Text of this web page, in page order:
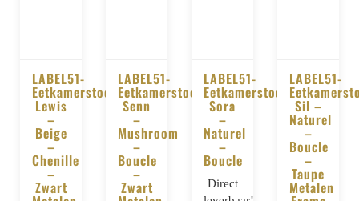
BESTELLEN
LABEL51-
Eetkamerstoel
Lewis
–
Beige
–
Chenille
–
Zwart
BESTELLEN
LABEL51-
Eetkamerstoel
Senn
–
Mushroom
–
Boucle
–
Zwart
BESTELLEN
LABEL51-
Eetkamerstoel
Sora
–
Naturel
–
Boucle
Direct
BESTELLEN
LABEL51-
Sil –
Naturel
–
Boucle
–
Taupe
Metalen